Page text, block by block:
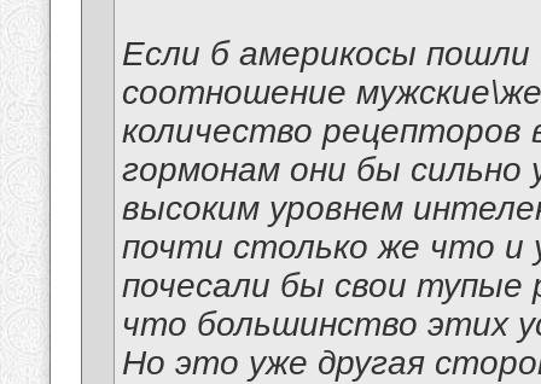
Если б америкосы
соотношение
количество
гормонам они бы сильно
высоким уровнем
почти столько же что и
почесали бы свои
что большинство этих
Но это уже другая